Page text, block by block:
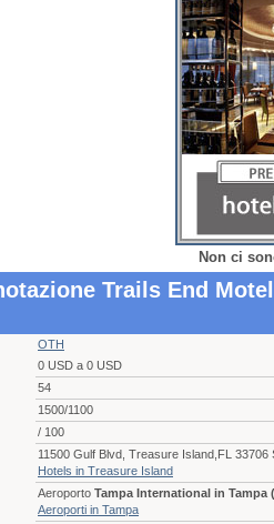
Non ci
Trails End
OTH
0 USD a 0 USD
54
1500/1100
/ 100
11500 Gulf Blvd, Treasure Island,FL 33706
Hotels in Treasure Island
Aeroporto Tampa International in Tampa
Aeroporti in Tampa